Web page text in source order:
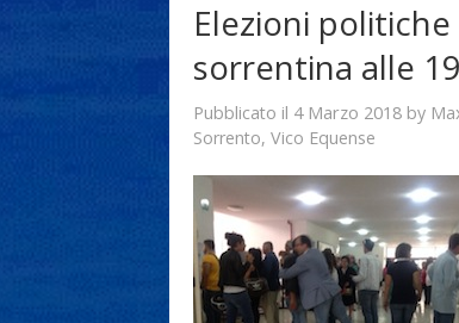
Elezioni
sorrentina alle 19
Pubblicato il 4 Marzo 2018 by
Sorrento, Vico Equense